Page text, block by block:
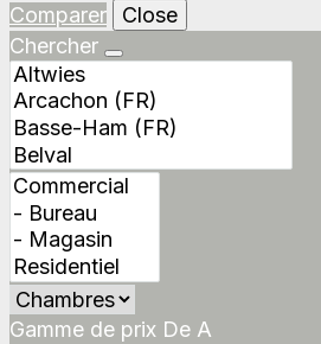
Comparer
Close
Chercher
Gamme de prix De A